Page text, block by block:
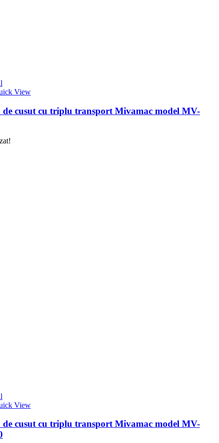
View
de cusut cu triplu transport Mivamac model MV-
View
de cusut cu triplu transport Mivamac model MV-